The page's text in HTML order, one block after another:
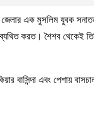
জেলার এক মুসলিম যুবক
করত। শৈশব থেকেই
বাসিন্দা এবং পেশায়